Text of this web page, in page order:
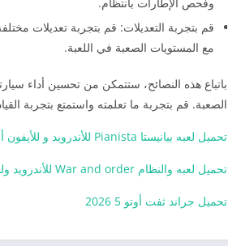
قم بتجربة التعديلات: قم بتجربة تعديلات
مع المستويات الصعبة في اللعبة.
باتباع هذه النصائح، ستتمكن من تحسين أداء
الصعبة. قم بتجربة ما تعلمته واستمتع بتجربة
تحميل لعبه بيانيستا Pianista للأندرويد و للأيفون أخر إصدار
تحميل لعبه والنظام War and order للأندرويد وللأيفون
تحميل جراند ثفت أوتو 5 2026